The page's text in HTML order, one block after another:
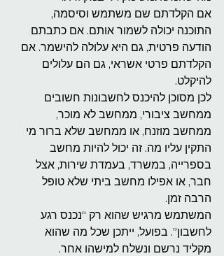
אם הקלדתם שם משתמש וסיסמה,
התוכנה יכולה לשמור אותם. אם כתבתם
הודעה פרטית, גם היא עלולה להישמר. אם
הקלדתם פרטי אשראי, גם הם עלולים
להיקלט.
לכן מסוכן להיכנס לחשבונות חשובים
ממחשב ציבורי, ממחשב לא מוכר,
ממחשב מוזנח, או ממחשב שלא ברור מי
התקין עליו מה. זה יכול להיות מחשב
בספרייה, במשרד, בעמדת שירות, אצל
חבר, או אפילו מחשב ביתי שלא טופל
הרבה זמן.
המשתמש מרגיש שהוא רק “נכנס רגע
לחשבון”. בפועל, ייתכן שכל מה שהוא
מקליד נרשם ונשלח למישהו אחר.